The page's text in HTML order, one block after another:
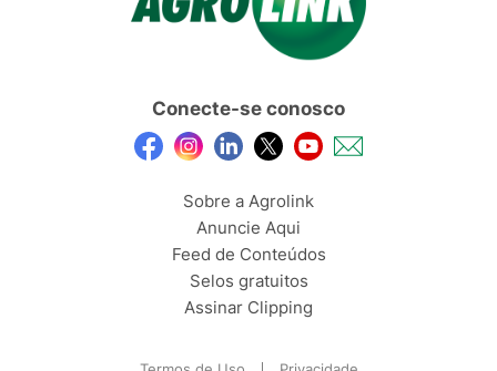
Conecte-se conosco
Sobre a Agrolink
Anuncie Aqui
Feed de Conteúdos
Selos gratuitos
Assinar Clipping